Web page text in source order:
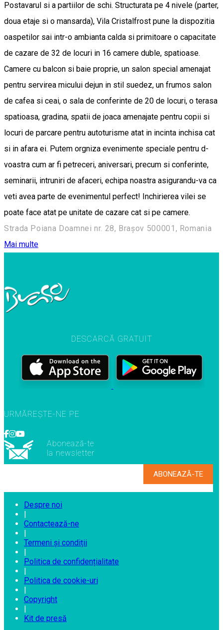
Postavarul si a partiilor de schi. Structurata pe 4 nivele (parter,
doua etaje si o mansarda), Vila Cristalfrost pune la dispozitia
oaspetilor sai intr-o ambianta calda si primitoare o capacitate
de cazare de 32 de locuri in 16 camere duble, spatioase.
Camere cu balcon si baie proprie, un salon special amenajat
pentru servirea micului dejun in stil suedez, un frumos salon
de cafea si ceai, o sala de conferinte de 20 de locuri, o terasa
spatioasa, gradina, spatii de joaca amenajate pentru copii si
locuri de parcare pentru autoturisme atat in incinta inchisa cat
si in afara ei. Putem orgniza evenimente speciale pentru d-
voastra cum ar fi petreceri, aniversari, precum si conferinte,
seminarii, intruniri de afaceri, echipa noastra asigurandu-va ca
veti avea parte de evenimentul perfect! Inchirierea vilei se
poate face atat pe unitate de cazare cat si pe camere.
Strada Poiana Doamnei nr. 28, Brașov 500001, Romania
Mai multe
DESCARCĂ GRATUIT
URMĂREȘTE-NE PE
Abonează-te
la newsletter
Despre noi
|
Contactează-ne
|
Termeni și condiții
|
Politica de confidențialitate
|
Politica de cookie-uri
|
Copyright
|
Kit de presă